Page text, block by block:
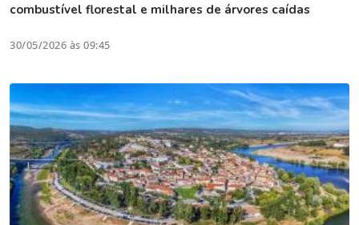
combustível florestal e milhares de árvores caídas
30/05/2026 às 09:45